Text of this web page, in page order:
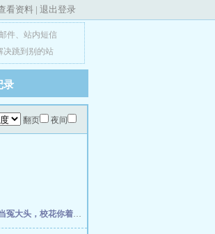
看资料 | 退出登录
件、 站内短信
决跳到别的站
录
翻页 夜间
大头，校花你着急啥？